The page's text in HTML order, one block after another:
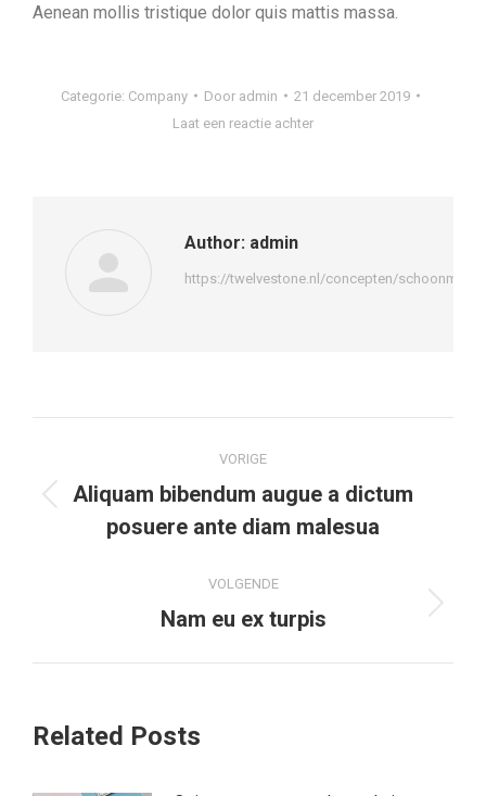
Aenean mollis tristique dolor quis mattis massa.
Categorie: Company Door admin
21 december 2019
Laat een reactie achter
Author: admin
https://twelvestone.nl/concepten/
navigatie
VORIGE
Vorig
bericht
Aliquam bibendum augue a dictum
posuere ante diam malesua
VOLGENDE
Volgend
Nam eu ex turpis
Related Posts